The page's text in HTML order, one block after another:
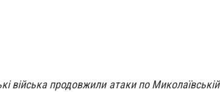
війська продовжили атаки по Миколаївській